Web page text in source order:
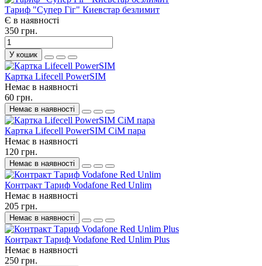
Тариф "Супер Гіг" Киевстар безлимит
Є в наявності
350 грн.
У кошик
Картка Lifecell PowerSIM
Немає в наявності
60 грн.
Немає в наявності
Картка Lifecell PowerSIM СіМ пара
Немає в наявності
120 грн.
Немає в наявності
Контракт Тариф Vodafone Red Unlim
Немає в наявності
205 грн.
Немає в наявності
Контракт Тариф Vodafone Red Unlim Plus
Немає в наявності
250 грн.